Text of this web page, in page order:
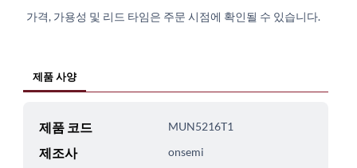
가격, 가용성 및 리드 타임은 주문 시점에 확인될 수 있습니다.
제품 사양
제품 코드 MUN5216T1
제조사 onsemi